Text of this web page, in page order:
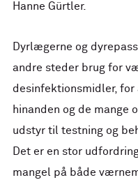
Hanne Gürtler.
Dyrlægerne og
andre steder brug for
desinfektionsmidler,
hinanden og de mange
udstyr til testning og
Det er en stor
mangel på både